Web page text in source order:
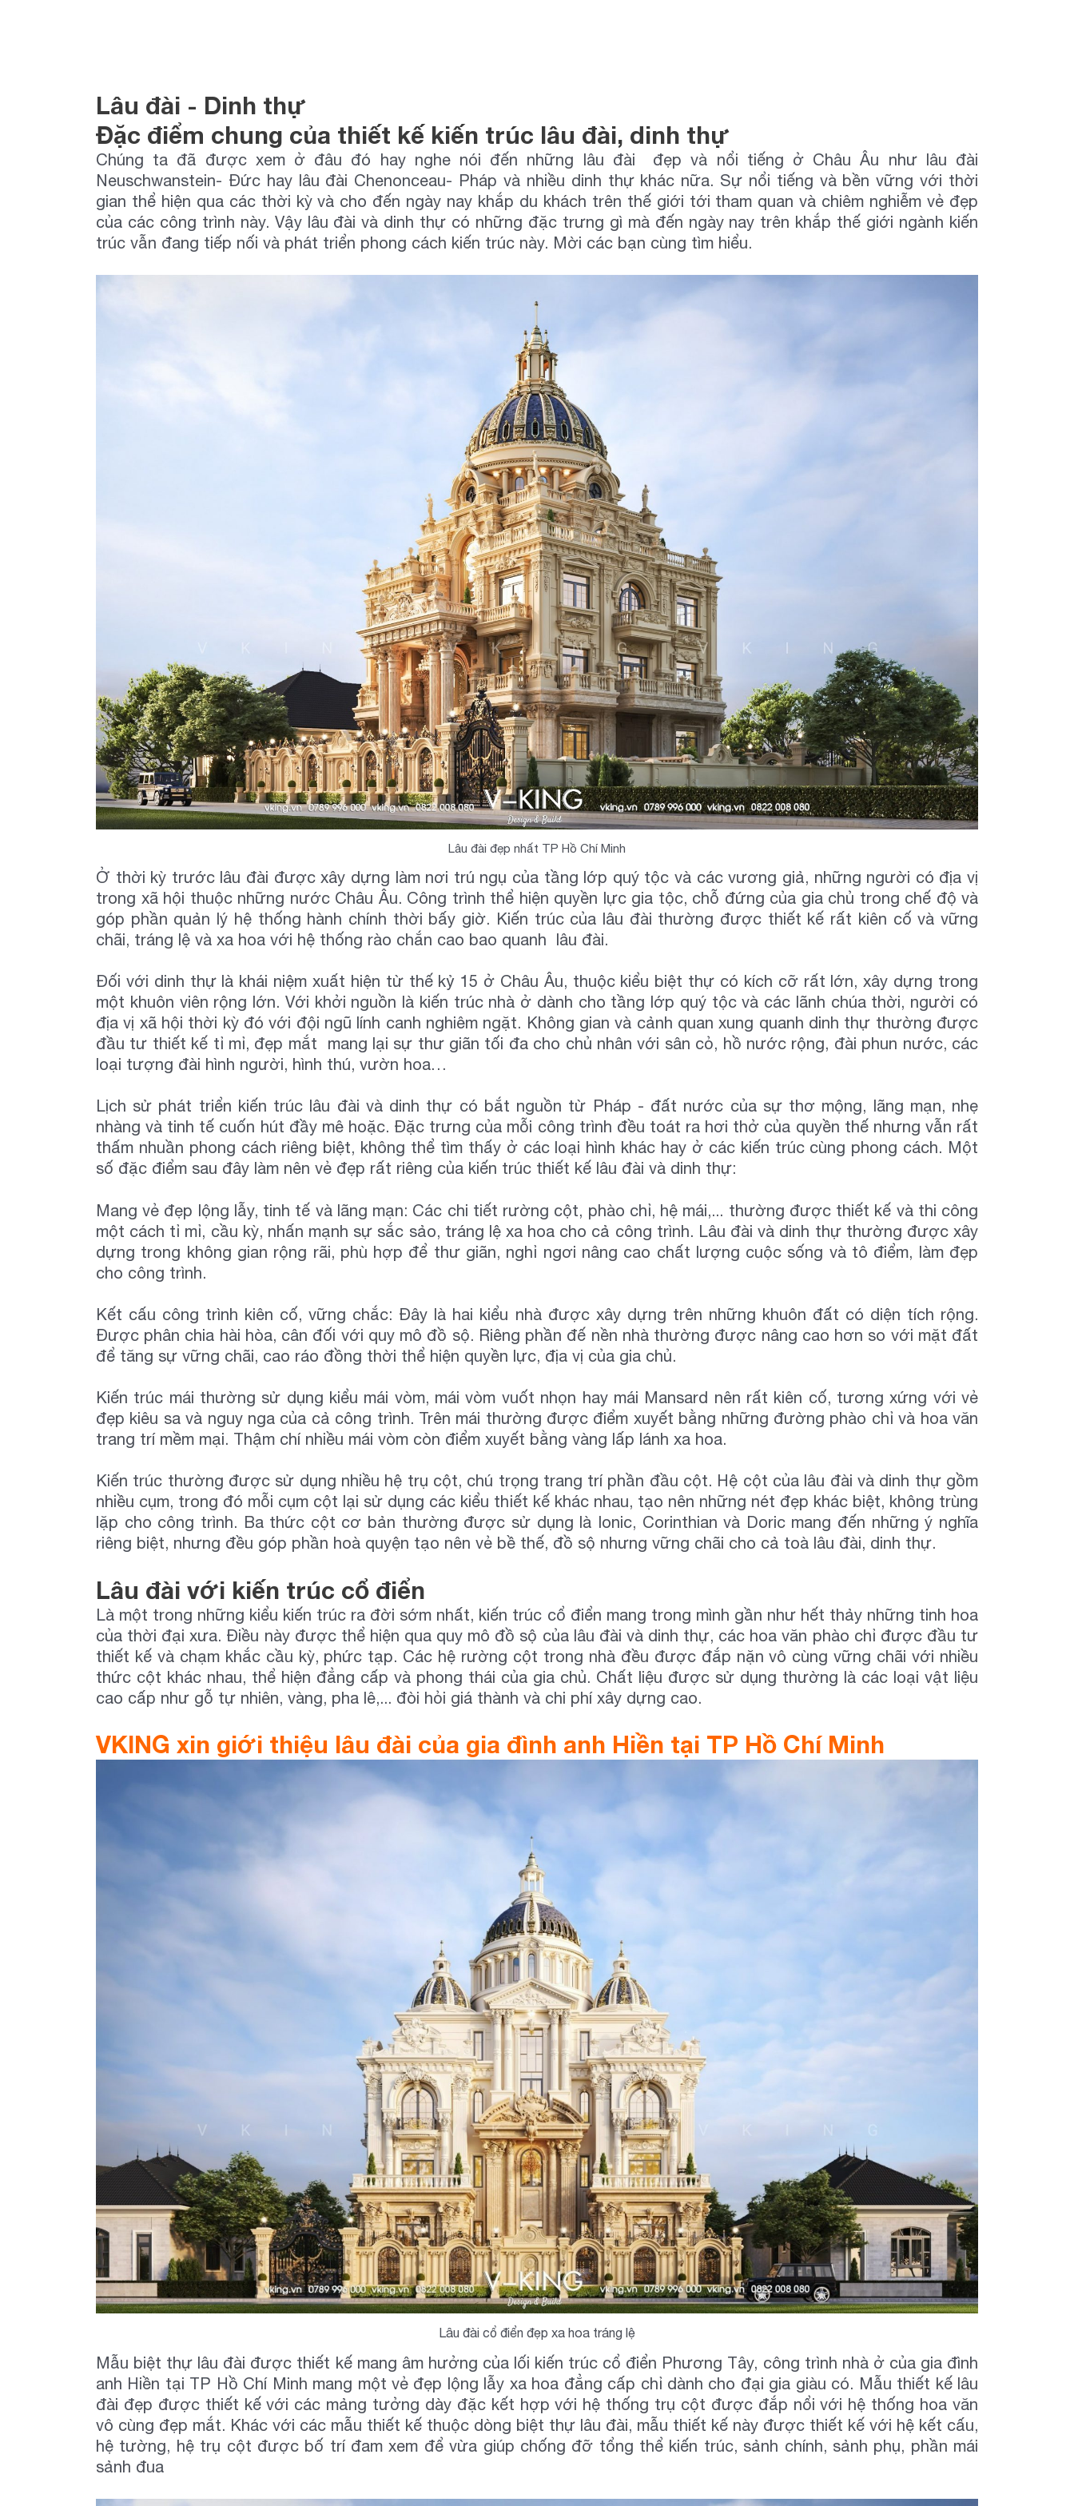
Lâu đài - Dinh thự
Đặc điểm chung của thiết kế kiến trúc lâu đài, dinh thự
Chúng ta đã được xem ở đâu đó hay nghe nói đến những lâu đài đẹp và nổi tiếng ở Châu Âu như lâu đài
Neuschwanstein- Đức hay lâu đài Chenonceau- Pháp và nhiều dinh thự khác nữa. Sự nổi tiếng và bền vững với thời
gian thể hiện qua các thời kỳ và cho đến ngày nay khắp du khách trên thế giới tới tham quan và chiêm nghiễm vẻ đẹp
của các công trình này. Vậy lâu đài và dinh thự có những đặc trưng gì mà đến ngày nay trên khắp thế giới ngành kiến
trúc vẫn đang tiếp nối và phát triển phong cách kiến trúc này. Mời các bạn cùng tìm hiểu.
Lâu đài đẹp nhất TP Hồ Chí Minh
Ở thời kỳ trước lâu đài được xây dựng làm nơi trú ngụ của tầng lớp quý tộc và các vương giả, những người có địa vị
trong xã hội thuộc những nước Châu Âu. Công trình thể hiện quyền lực gia tộc, chỗ đứng của gia chủ trong chế độ và
góp phần quản lý hệ thống hành chính thời bấy giờ. Kiến trúc của lâu đài thường được thiết kế rất kiên cố và vững
chãi, tráng lệ và xa hoa với hệ thống rào chắn cao bao quanh lâu đài.
Đối với dinh thự là khái niệm xuất hiện từ thế kỷ 15 ở Châu Âu, thuộc kiểu biệt thự có kích cỡ rất lớn, xây dựng trong
một khuôn viên rộng lớn. Với khởi nguồn là kiến trúc nhà ở dành cho tầng lớp quý tộc và các lãnh chúa thời, người có
địa vị xã hội thời kỳ đó với đội ngũ lính canh nghiêm ngặt. Không gian và cảnh quan xung quanh dinh thự thường được
đầu tư thiết kế tỉ mỉ, đẹp mắt mang lại sự thư giãn tối đa cho chủ nhân với sân cỏ, hồ nước rộng, đài phun nước, các
loại tượng đài hình người, hình thú, vườn hoa…
Lịch sử phát triển kiến trúc lâu đài và dinh thự có bắt nguồn từ Pháp - đất nước của sự thơ mộng, lãng mạn, nhẹ
nhàng và tinh tế cuốn hút đầy mê hoặc. Đặc trưng của mỗi công trình đều toát ra hơi thở của quyền thế nhưng vẫn rất
thấm nhuần phong cách riêng biệt, không thể tìm thấy ở các loại hình khác hay ở các kiến trúc cùng phong cách. Một
số đặc điểm sau đây làm nên vẻ đẹp rất riêng của kiến trúc thiết kế lâu đài và dinh thự:
Mang vẻ đẹp lộng lẫy, tinh tế và lãng mạn: Các chi tiết rường cột, phào chỉ, hệ mái,... thường được thiết kế và thi công
một cách tỉ mỉ, cầu kỳ, nhấn mạnh sự sắc sảo, tráng lệ xa hoa cho cả công trình. Lâu đài và dinh thự thường được xây
dựng trong không gian rộng rãi, phù hợp để thư giãn, nghỉ ngơi nâng cao chất lượng cuộc sống và tô điểm, làm đẹp
cho công trình.
Kết cấu công trình kiên cố, vững chắc: Đây là hai kiểu nhà được xây dựng trên những khuôn đất có diện tích rộng.
Được phân chia hài hòa, cân đối với quy mô đồ sộ. Riêng phần đế nền nhà thường được nâng cao hơn so với mặt đất
để tăng sự vững chãi, cao ráo đồng thời thể hiện quyền lực, địa vị của gia chủ.
Kiến trúc mái thường sử dụng kiểu mái vòm, mái vòm vuốt nhọn hay mái Mansard nên rất kiên cố, tương xứng với vẻ
đẹp kiêu sa và nguy nga của cả công trình. Trên mái thường được điểm xuyết bằng những đường phào chỉ và hoa văn
trang trí mềm mại. Thậm chí nhiều mái vòm còn điểm xuyết bằng vàng lấp lánh xa hoa.
Kiến trúc thường được sử dụng nhiều hệ trụ cột, chú trọng trang trí phần đầu cột. Hệ cột của lâu đài và dinh thự gồm
nhiều cụm, trong đó mỗi cụm cột lại sử dụng các kiểu thiết kế khác nhau, tạo nên những nét đẹp khác biệt, không trùng
lặp cho công trình. Ba thức cột cơ bản thường được sử dụng là Ionic, Corinthian và Doric mang đến những ý nghĩa
riêng biệt, nhưng đều góp phần hoà quyện tạo nên vẻ bề thế, đồ sộ nhưng vững chãi cho cả toà lâu đài, dinh thự.
Lâu đài với kiến trúc cổ điển
Là một trong những kiểu kiến trúc ra đời sớm nhất, kiến trúc cổ điển mang trong mình gần như hết thảy những tinh hoa
của thời đại xưa. Điều này được thể hiện qua quy mô đồ sộ của lâu đài và dinh thự, các hoa văn phào chỉ được đầu tư
thiết kế và chạm khắc cầu kỳ, phức tạp. Các hệ rường cột trong nhà đều được đắp nặn vô cùng vững chãi với nhiều
thức cột khác nhau, thể hiện đẳng cấp và phong thái của gia chủ. Chất liệu được sử dụng thường là các loại vật liệu
cao cấp như gỗ tự nhiên, vàng, pha lê,... đòi hỏi giá thành và chi phí xây dựng cao.
VKING xin giới thiệu lâu đài của gia đình anh Hiền tại TP Hồ Chí Minh
Lâu đài cổ điển đẹp xa hoa tráng lệ
Mẫu biệt thự lâu đài được thiết kế mang âm hưởng của lối kiến trúc cổ điển Phương Tây, công trình nhà ở của gia đình
anh Hiền tại TP Hồ Chí Minh mang một vẻ đẹp lộng lẫy xa hoa đẳng cấp chỉ dành cho đại gia giàu có. Mẫu thiết kế lâu
đài đẹp được thiết kế với các mảng tưởng dày đặc kết hợp với hệ thống trụ cột được đắp nổi với hệ thống hoa văn
vô cùng đẹp mắt. Khác với các mẫu thiết kế thuộc dòng biệt thự lâu đài, mẫu thiết kế này được thiết kế với hệ kết cấu,
hệ tường, hệ trụ cột được bố trí đam xem để vừa giúp chống đỡ tổng thể kiến trúc, sảnh chính, sảnh phụ, phần mái
sảnh đua